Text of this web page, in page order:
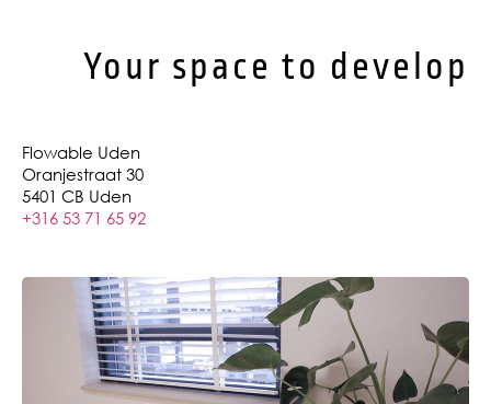
Your space to develop
Flowable Uden
Oranjestraat 30
5401 CB Uden
+316 53 71 65 92